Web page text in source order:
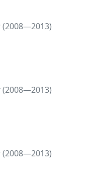
(2008—2013)
(2008—2013)
(2008—2013)